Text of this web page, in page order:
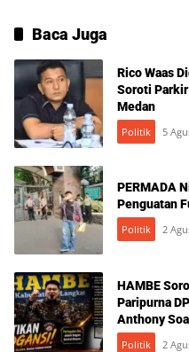
Baca Juga
Rico Waas
Soroti Parkir
Medan
Politik 5
PERMADA
Penguatan
Politik 2
HAMBE
Paripurna
Anthony
Politik 2